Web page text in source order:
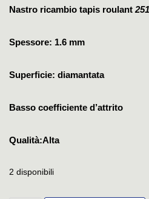
Nastro ricambio tapis roulant
Spessore: 1.6 mm
Superficie: diamantata
Basso coefficiente d’attrito
Qualità:Alta
2 disponibili